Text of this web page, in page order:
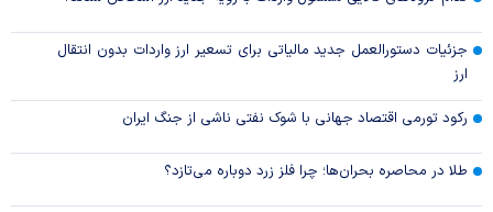
جزئیات دستورالعمل جدید مالیاتی برای تسعیر ارز واردات بدون انتقال
ارز
رکود تورمی اقتصاد جهانی با شوک نفتی ناشی از جنگ ایران
طلا در محاصره بحران‌ها؛ چرا فلز زرد دوباره می‌تازد؟